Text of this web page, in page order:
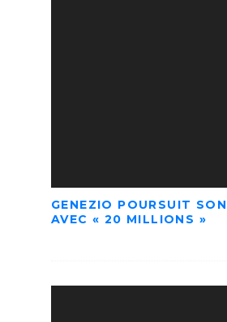
GENEZIO POURSUIT
AVEC « 20 MILLIONS »